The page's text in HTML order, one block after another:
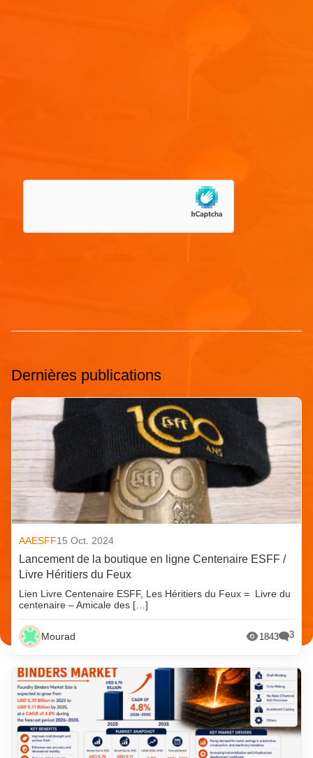
Dernières publications
AAESFF15 Oct. 2024
Lancement de la boutique en ligne Centenaire ESFF /
Livre Héritiers du Feux
Lien Livre Centenaire ESFF, Les Héritiers du Feux = Livre du
centenaire – Amicale des […]
Mourad 1843 3